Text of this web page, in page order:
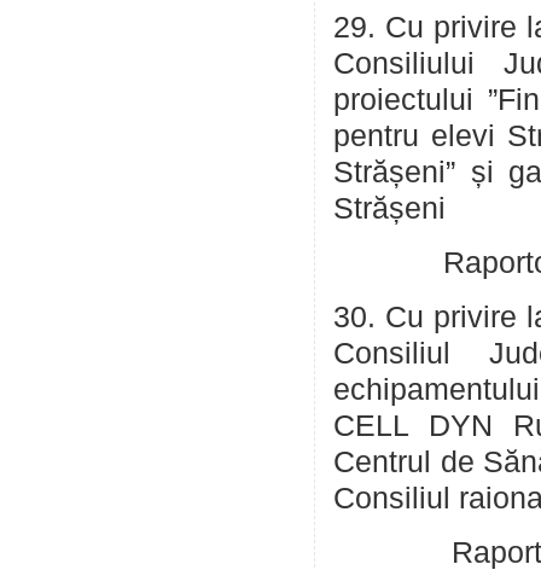
29. Cu privire
Consiliului
proiectului
pentru elevi
Strășeni” și
Strășeni
Raportor:
30. Cu privire
Consiliul
CELL DYN
Centrul de
Consiliul